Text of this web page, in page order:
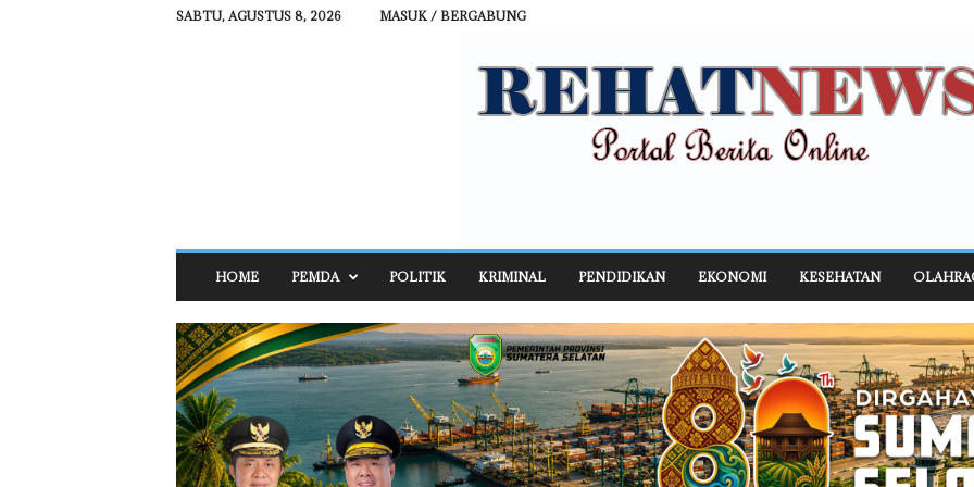
SABTU, AGUSTUS 8, 2026 MASUK / BERGABUNG
H
A
T
N
E
W
S
HOME PEMDA POLITIK KRIMINAL PENDIDIKAN EKONOMI KESEHATAN